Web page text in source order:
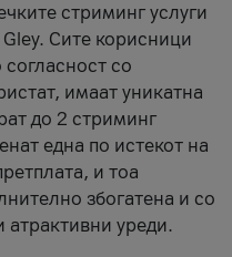
стриминг услуги
Сите корисници
со
имаат уникатна
до 2 стриминг
една по истекот на
и тоа
збогатена и со
атрактивни уреди.